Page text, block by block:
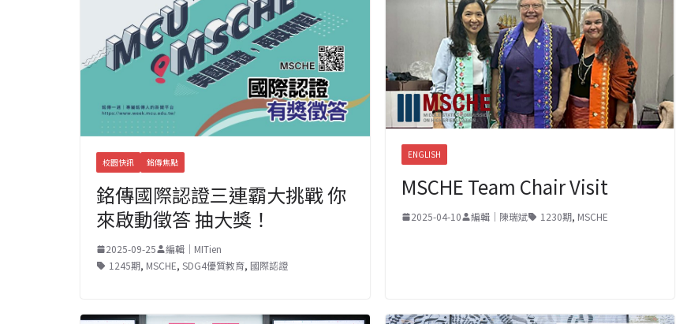
校園快訊 銘傳焦點
銘傳國際認證三連霸大挑戰 你
來啟動徵答 抽大獎！
2025-09-25
編輯｜MITien
1245期, MSCHE, SDG4優質教育, 國際認證
ENGLISH
MSCHE Team Chair Visit
2025-04-10 編輯｜陳瑞斌 1230期, MSCHE